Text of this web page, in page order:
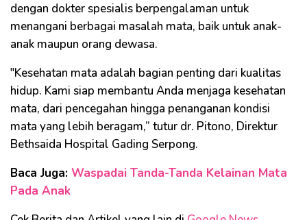
dengan dokter spesialis berpengalaman untuk
menangani berbagai masalah mata, baik untuk anak-
anak maupun orang dewasa.
"Kesehatan mata adalah bagian penting dari kualitas
hidup. Kami siap membantu Anda menjaga kesehatan
mata, dari pencegahan hingga penanganan kondisi
mata yang lebih beragam,” tutur dr. Pitono, Direktur
Bethsaida Hospital Gading Serpong.
Baca Juga: Waspadai Tanda-Tanda Kelainan Mata
Pada Anak